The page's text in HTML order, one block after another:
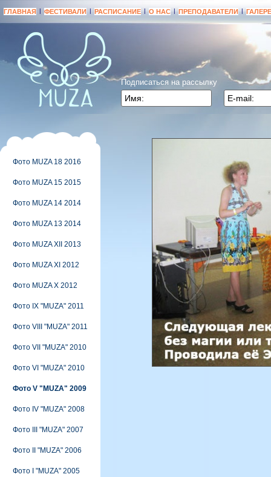
ГЛАВНАЯ | ФЕСТИВАЛИ | РАСПИСАНИЕ | О НАС | ПРЕПОДАВАТЕЛИ |
Подписаться на рассылку
Фото MUZA 18 2016
Фото MUZA 15 2015
Фото MUZA 14 2014
Фото MUZA 13 2014
Фото MUZA XII 2013
Фото MUZA XI 2012
Фото MUZA X 2012
Фото IX "MUZA" 2011
Фото VIII "MUZA" 2011
Фото VII "MUZA" 2010
Фото VI "MUZA" 2010
Фото V "MUZA" 2009
Фото IV "MUZA" 2008
Фото III "MUZA" 2007
Фото II "MUZA" 2006
Фото I "MUZA" 2005